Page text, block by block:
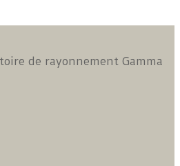
de rayonnement Gamma